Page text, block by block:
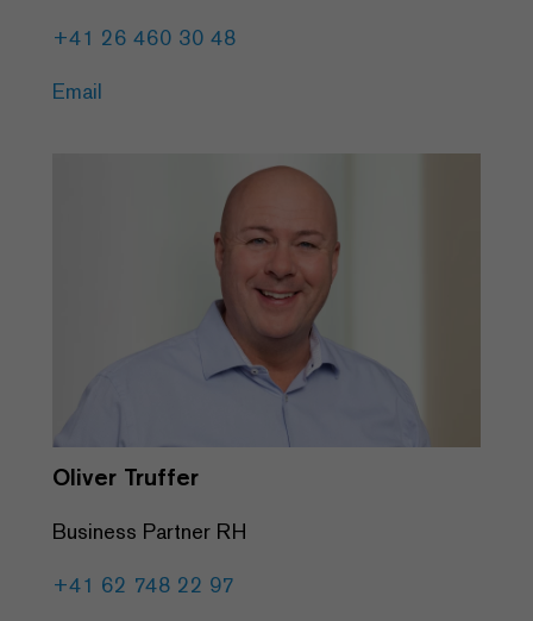
+41 26 460 30 48
Email
Oliver Truffer
Business Partner RH
+41 62 748 22 97